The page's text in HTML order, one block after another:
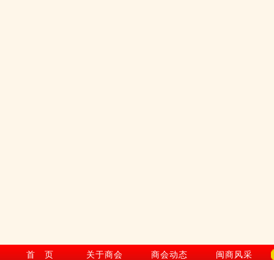
首 页 关于商会 商会动态 闽商风采